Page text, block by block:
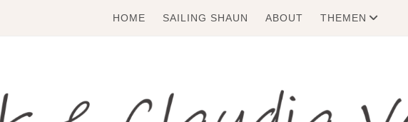
HOME SAILING SHAUN ABOUT THEMEN